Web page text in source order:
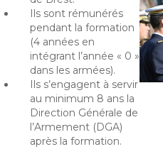
Ils sont rémunérés
pendant la formation
(4 années en
intégrant l’année « 0 »
dans les armées).
Ils s’engagent à servir
au minimum 8 ans la
Direction Générale de
l’Armement (DGA)
après la formation.